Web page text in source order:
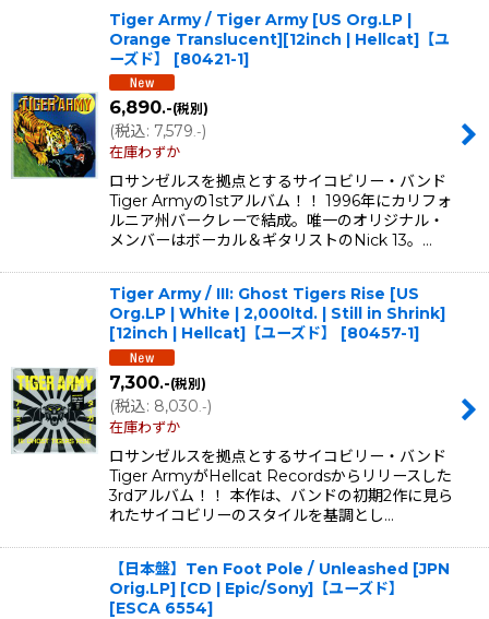
並び順:
Tiger Army / Tiger Army [US Org.LP |
Orange Translucent][12inch | Hellcat]【ユ
ーズド】
[80421-1]
6,890.-(税別)
(税込: 7,579.-)
在庫わずか
ロサンゼルスを拠点とするサイコビリー・バンド
Tiger Armyの1stアルバム！！ 1996年にカリフォ
ルニア州バークレーで結成。唯一のオリジナル・
メンバーはボーカル＆ギタリストのNick 13。…
Tiger Army / III: Ghost Tigers Rise [US
Org.LP | White | 2,000ltd. | Still in Shrink]
[12inch | Hellcat]【ユーズド】
[80457-1]
7,300.-(税別)
(税込: 8,030 .-)
在庫わずか
ロサンゼルスを拠点とするサイコビリー・バンド
Tiger ArmyがHellcat Recordsからリリースした
3rdアルバム！！ 本作は、バンドの初期2作に見ら
れたサイコビリーのスタイルを基調とし…
【日本盤】Ten Foot Pole / Unleashed [JPN
Orig.LP] [CD | Epic/Sony]【ユーズド】
[ESCA 6554]